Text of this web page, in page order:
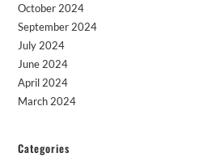
October 2024
September 2024
July 2024
June 2024
April 2024
March 2024
Categories